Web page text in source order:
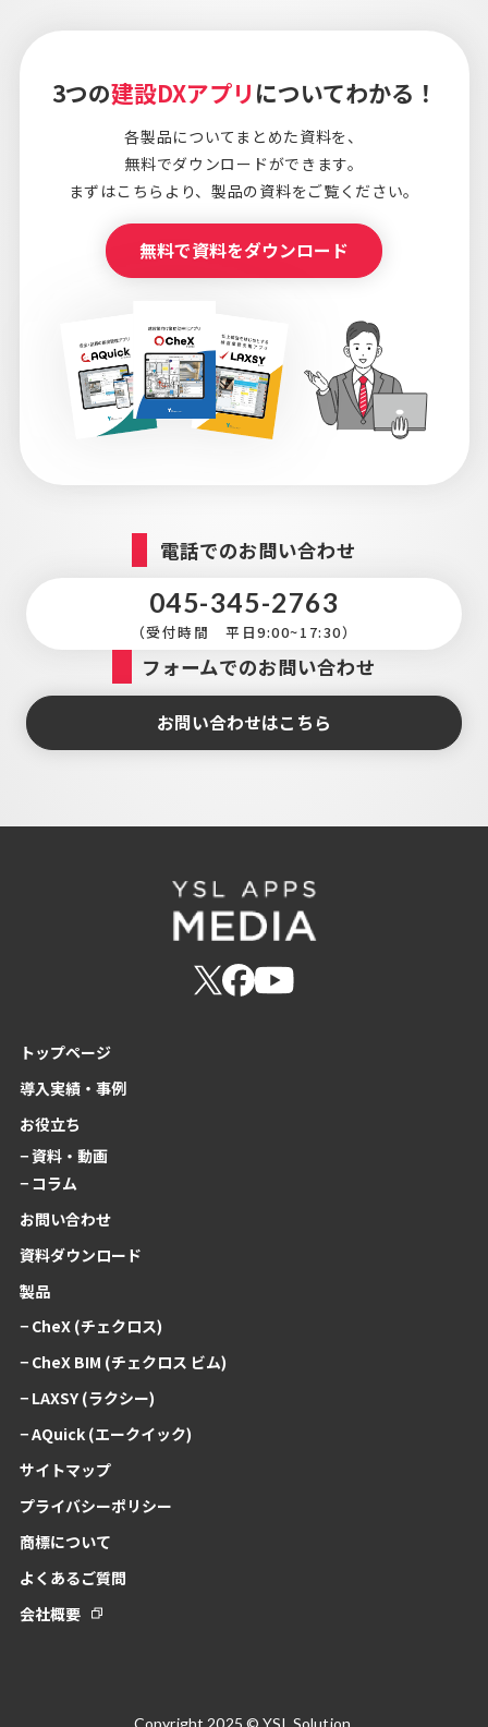
3つの建設DXアプリ についてわかる！
各製品についてまとめた資料を、
無料でダウンロードができます。
まずはこちらより、製品の資料をご覧ください。
無料で資料をダウンロード
電話でのお問い合わせ
045-345-2763
（受付時間 平日9:00~17:30）
フォームでのお問い合わせ
お問い合わせはこちら
トップページ
導入実績・事例
お役立ち
− 資料・動画
− コラム
お問い合わせ
資料ダウンロード
製品
− CheX (チェクロス)
− CheX BIM (チェクロス ビム)
− LAXSY (ラクシー)
− AQuick (エークイック)
サイトマップ
プライバシーポリシー
商標について
よくあるご質問
会社概要
Copyright 2025 © YSL Solution.